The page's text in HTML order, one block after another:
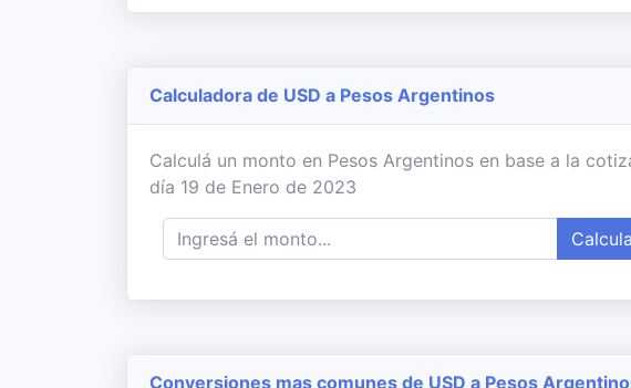
Calculadora de USD a Pesos Argentinos
Calculá un monto en Pesos Argentinos en base a la
día 19 de Enero de 2023
Conversiones mas comunes de USD a Pesos